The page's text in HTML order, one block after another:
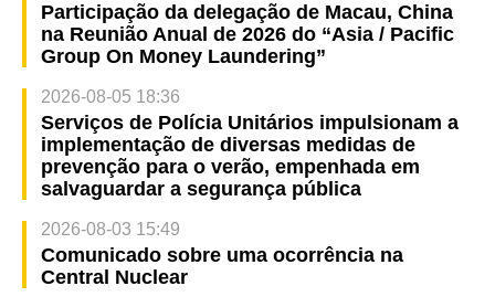
Participação da delegação de Macau, China
na Reunião Anual de 2026 do “Asia / Pacific
Group On Money Laundering”
2026-08-05 18:36
Serviços de Polícia Unitários impulsionam a
implementação de diversas medidas de
prevenção para o verão, empenhada em
salvaguardar a segurança pública
2026-08-03 15:49
Comunicado sobre uma ocorrência na
Central Nuclear